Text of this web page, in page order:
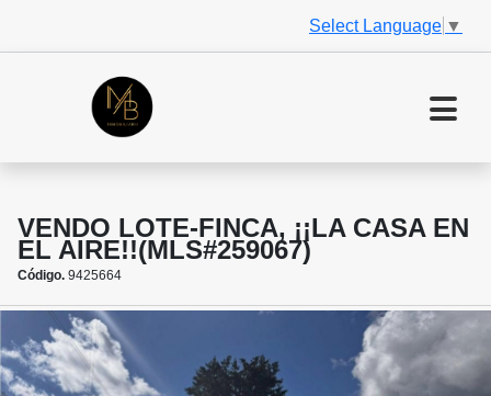
Select Language ▼
VENDO LOTE-FINCA, ¡¡LA CASA EN
EL AIRE!!(MLS#259067)
Código. 9425664